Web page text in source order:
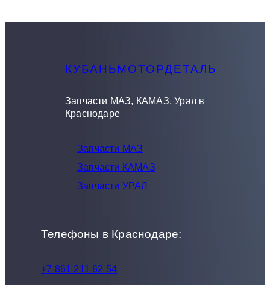
КУБАНЬМОТОРДЕТАЛЬ
Запчасти МАЗ, КАМАЗ, Урал в
Краснодаре
Запчасти МАЗ
Запчасти КАМАЗ
Запчасти УРАЛ
Телефоны в Краснодаре:
+7 861 211 62 54